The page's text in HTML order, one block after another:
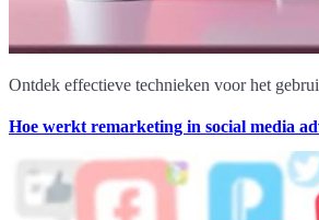
Ontdek effectieve technieken voor het
Hoe werkt remarketing in social media